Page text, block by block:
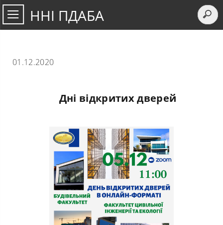
ННІ ПДАБА
01.12.2020
Дні відкритих дверей